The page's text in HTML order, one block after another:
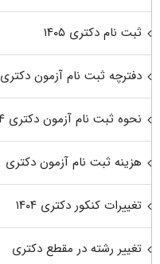
ثبت نام دکتری ۱۴۰۵
دفترچه ثبت نام آزمون دکتری ۱۴۰۴
نحوه ثبت نام آزمون دکتری ۱۴۰۴
هزینه ثبت نام آزمون دکتری
تغییرات کنکور دکتری ۱۴۰۴
تغییر رشته در مقطع دکتری